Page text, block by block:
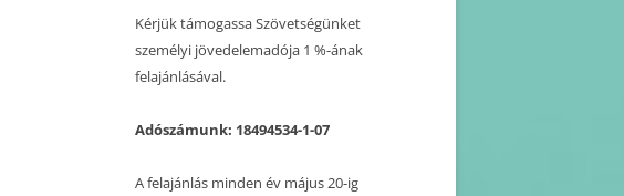
Kérjük támogassa Szövetségünket
személyi jövedelemadója 1 %-ának
felajánlásával.
Adószámunk: 18494534-1-07
A felajánlás minden év május 20-ig